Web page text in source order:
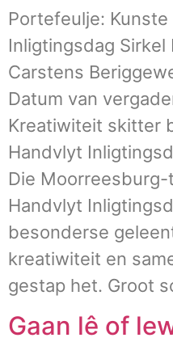
Portefeulje:
Inligtingsdag Sirkel
Carstens
Datum van
Kreatiwiteit skitter
Handvlyt
Die Moorreesburg-
Handvlyt
besonderse
kreatiwiteit en
gestap het. Groot
Gaan lê of